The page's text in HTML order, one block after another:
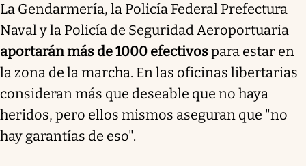
La Gendarmería, la Policía Federal Prefectura
Naval y la Policía de Seguridad Aeroportuaria
aportarán más de 1000 efectivospara estar en
la zona de la marcha. En las oficinas libertarias
consideran más que deseable que no haya
heridos, pero ellos mismos aseguran que "no
hay garantías de eso".